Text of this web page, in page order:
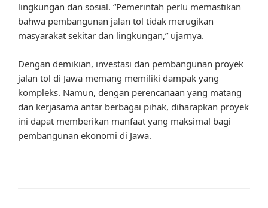
lingkungan dan sosial. “Pemerintah perlu memastikan
bahwa pembangunan jalan tol tidak merugikan
masyarakat sekitar dan lingkungan,” ujarnya.
Dengan demikian, investasi dan pembangunan proyek
jalan tol di Jawa memang memiliki dampak yang
kompleks. Namun, dengan perencanaan yang matang
dan kerjasama antar berbagai pihak, diharapkan proyek
ini dapat memberikan manfaat yang maksimal bagi
pembangunan ekonomi di Jawa.